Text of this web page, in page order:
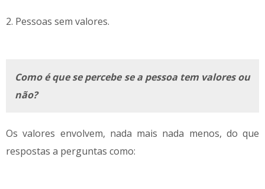
2. Pessoas sem valores.
Como é que se percebe se a pessoa tem valores ou
não?
Os valores envolvem, nada mais nada menos, do que
respostas a perguntas como: